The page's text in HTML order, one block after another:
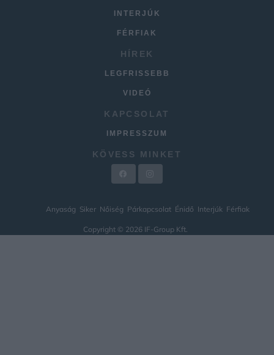
INTERJÚK
FÉRFIAK
HÍREK
LEGFRISSEBB
VIDEÓ
KAPCSOLAT
IMPRESSZUM
KÖVESS MINKET
Anyaság Siker Nőiség Párkapcsolat Énidő Interjúk Férfiak
Copyright © 2026 IF-Group Kft.